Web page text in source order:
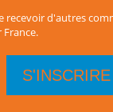
recevoir d'autres
France.